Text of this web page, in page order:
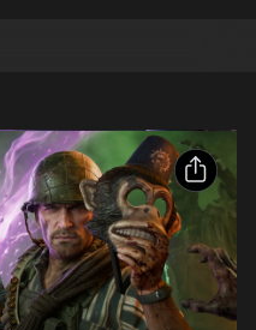
인
언제든 업데이트, 교체,
공유
이메일
Facebook